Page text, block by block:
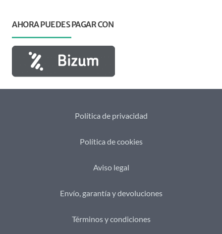
AHORA PUEDES PAGAR CON
Política de privacidad
Política de cookies
Aviso legal
Envío, garantía y devoluciones
Términos y condiciones